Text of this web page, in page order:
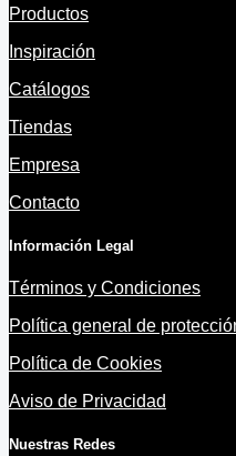
Productos
Inspiración
Catálogos
Tiendas
Empresa
Contacto
Información Legal
Términos y Condiciones
Política general de
Política de Cookies
Aviso de Privacidad
Nuestras Redes